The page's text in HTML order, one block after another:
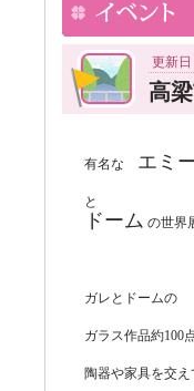
更新日
高
有名な エミ
と
ドーム の世界
ガレとドームの
ガラス作品約100
陶器や家具を交え